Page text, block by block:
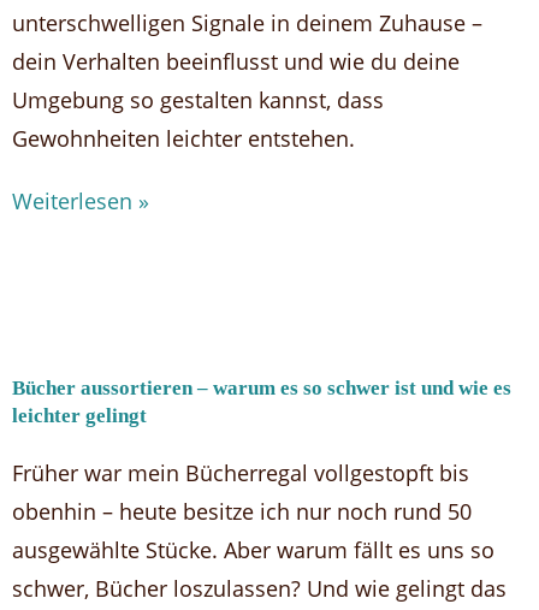
unterschwelligen Signale in deinem Zuhause –
dein Verhalten beeinflusst und wie du deine
Umgebung so gestalten kannst, dass
Gewohnheiten leichter entstehen.
Weiterlesen »
Bücher aussortieren – warum es so schwer ist und wie es
leichter gelingt
Früher war mein Bücherregal vollgestopft bis
obenhin – heute besitze ich nur noch rund 50
ausgewählte Stücke. Aber warum fällt es uns so
schwer, Bücher loszulassen? Und wie gelingt das